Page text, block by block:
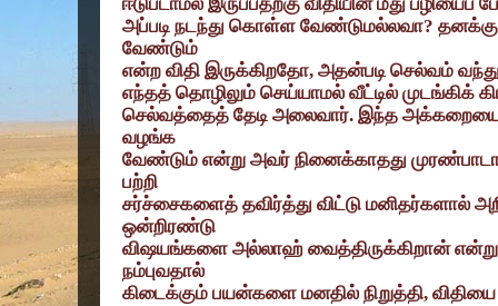
ஈடுபடாமல் இருப்பதற்கு விதியின் மீது பழியைப்
அப்படி நடந்து கொள்ள வேண்டுமல்லவா?
வேண்டும்
என்ற விதி இருக்கிறதோ, அதன்படி செல்வம் வந்து
எந்தத் தொழிலும் செய்யாமல் வீட்டில் முடங்கிக்
செல்வத்தைத் தேடி அலைவார். இந்த அக்கறையை
வழங்க
வேண்டும் என்று அவர் நினைக்காதது
பற்றி
சர்ச்சைகளைத் தவிர்த்து விட்டு மனிதர்களால்
ஒன்றிரண்டு
விஷயங்களை அல்லாஹ் வைத்திருக்கிறான் என்று
நம்புவதால்
கிடைக்கும் பயன்களை மனதில் நிறுத்தி,